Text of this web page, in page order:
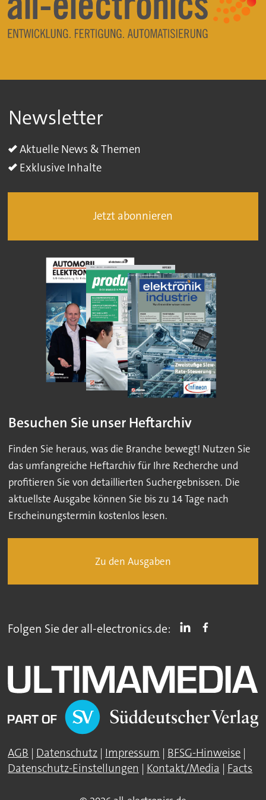
Newsletter
Aktuelle News & Themen
Exklusive Inhalte
Jetzt abonnieren
Besuchen Sie unser Heftarchiv
Finden Sie heraus, was die Branche bewegt! Nutzen Sie
das umfangreiche Heftarchiv für Ihre Recherche und
profitieren Sie von detaillierten Suchergebnissen. Die
aktuellste Ausgabe können Sie bis zu 14 Tage nach
Erscheinungstermin kostenlos lesen.
Zu den Ausgaben
Folgen Sie der all-electronics.de:
AGB | Datenschutz | Impressum | BFSG-Hinweise |
Datenschutz-Einstellungen | Kontakt/Media | Facts